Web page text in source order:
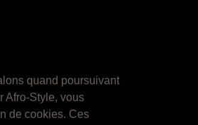
quand poursuivant
Afro-Style, vous
de cookies. Ces